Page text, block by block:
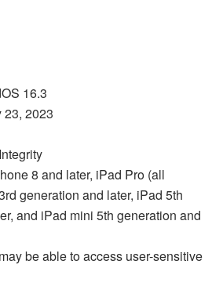
16.3
23, 2023
8 and later, iPad Pro (all
generation and later, iPad 5th
and iPad mini 5th generation and
be able to access user-sensitive